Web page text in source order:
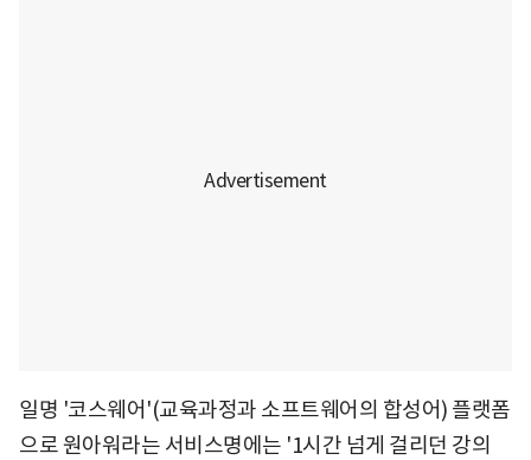
일명 '코스웨어'(교육과정과 소프트웨어의 합성어) 플랫폼
으로 원아워라는 서비스명에는 '1시간 넘게 걸리던 강의